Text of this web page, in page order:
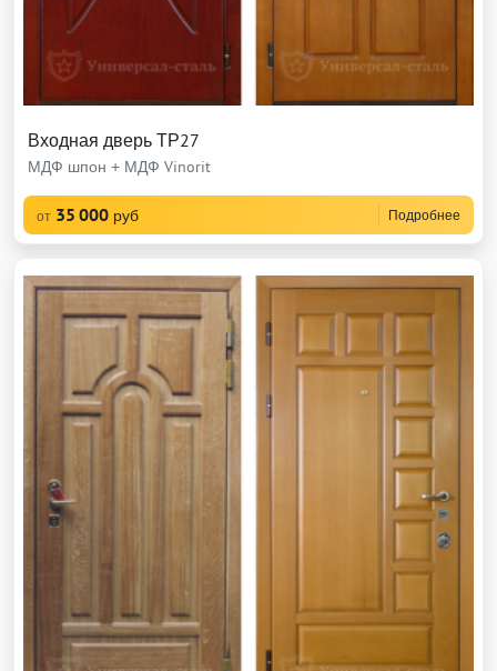
Входная дверь ТР27
МДФ шпон + МДФ Vinorit
от 35 000 руб Подробнее